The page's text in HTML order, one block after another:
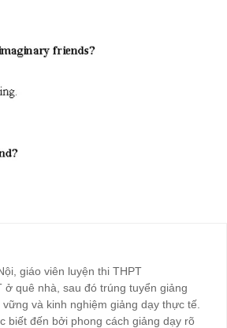
giáo viên luyện thi THPT
quê nhà, sau đó trúng tuyển giảng
và kinh nghiệm giảng dạy thực tế.
biết đến bởi phong cách giảng dạy rõ